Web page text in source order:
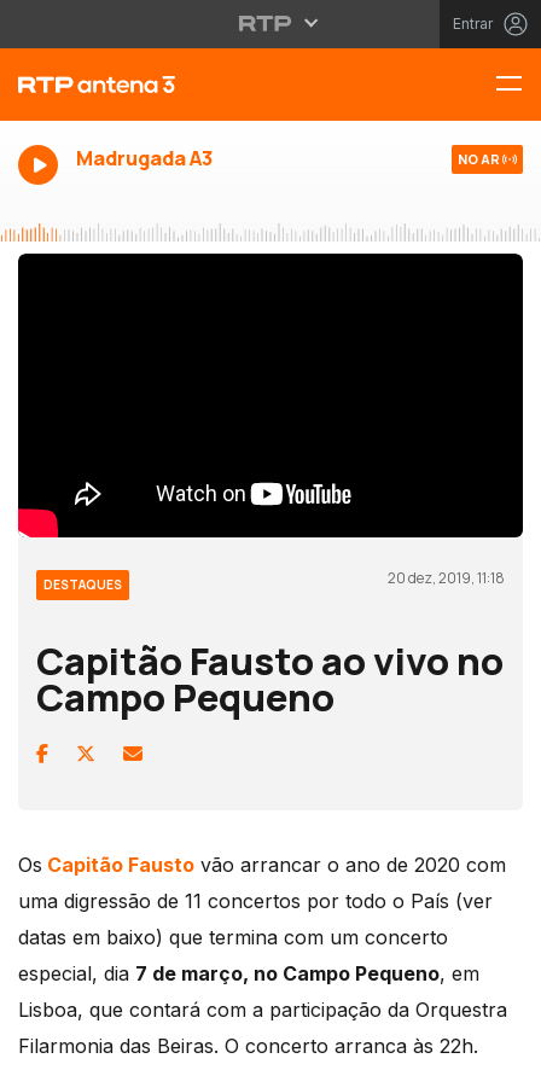
Entrar
Madrugada A3 NO AR
DESTAQUES 20 dez, 2019, 11:18
Capitão Fausto ao vivo no
Campo Pequeno
Os Capitão Fausto vão arrancar o ano de 2020 com
uma digressão de 11 concertos por todo o País (ver
datas em baixo) que termina com um concerto
especial, dia 7 de março, no Campo Pequeno, em
Lisboa, que contará com a participação da Orquestra
Filarmonia das Beiras. O concerto arranca às 22h.